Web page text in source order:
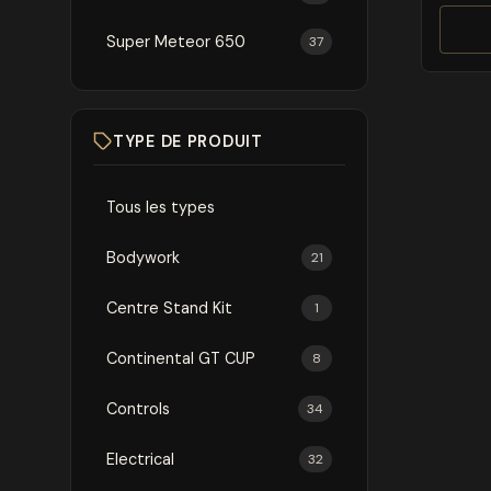
Super Meteor 650 37
TYPE DE PRODUIT
Tous les types
Bodywork 21
Centre Stand Kit 1
Continental GT CUP 8
Controls 34
Electrical 32